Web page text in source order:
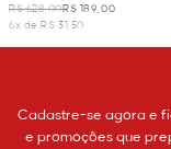
R$ 628,00R$ 189,00
6x de R$ 31,50
Cadastre-se agora e
e promoções que